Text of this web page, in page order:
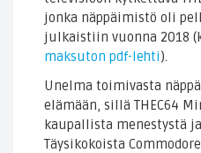
jonka näppäimistö oli
julkaistiin vuonna 2018
maksuton pdf-lehti).
Unelma toimivasta
elämään, sillä THEC64
kaupallista menestystä
Täysikokoista